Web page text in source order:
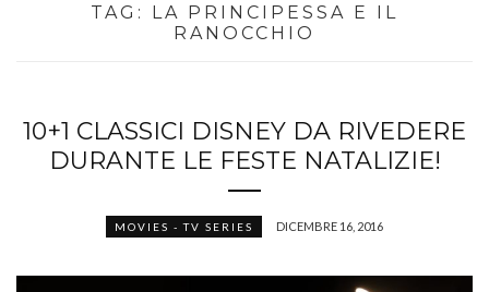
TAG: LA PRINCIPESSA E IL
RANOCCHIO
10+1 CLASSICI DISNEY DA RIVEDERE
DURANTE LE FESTE NATALIZIE!
MOVIES - TV SERIES DICEMBRE 16, 2016